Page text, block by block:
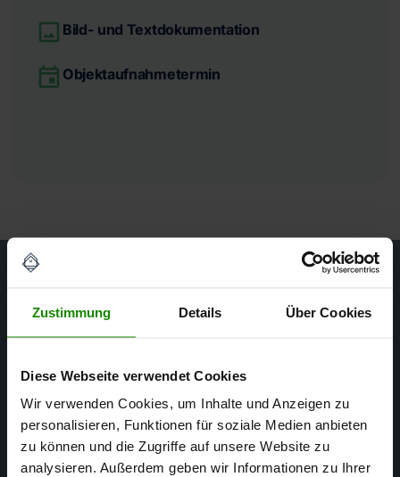
Zustimmung Details Über Cookies
Diese Webseite verwendet Cookies
Wir verwenden Cookies, um Inhalte und Anzeigen zu
personalisieren, Funktionen für soziale Medien anbieten
zu können und die Zugriffe auf unsere Website zu
analysieren. Außerdem geben wir Informationen zu Ihrer
Bild- und Textdokumentation
Objektaufnahmetermin
Ihr Gutachterteam
Unterfranken